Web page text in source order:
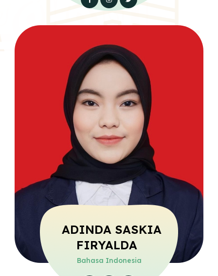
ADINDA SASKIA
FIRYALDA
Bahasa Indonesia